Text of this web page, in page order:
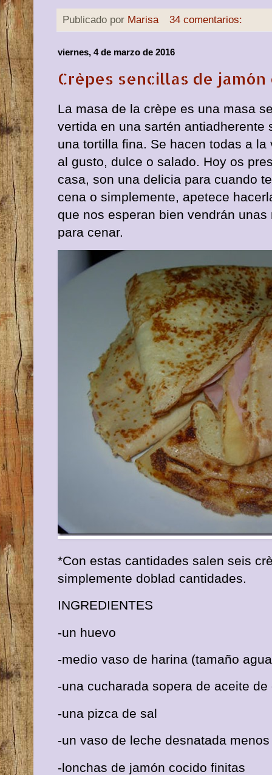
Publicado por Marisa 34 comentarios:
viernes, 4 de marzo de 2016
Crèpes sencillas de
La masa de la crèpe es una masa
vertida en una sartén antiadherente
una tortilla fina. Se hacen todas a
al gusto, dulce o salado. Hoy os
casa, son una delicia para cuando
cena o simplemente, apetece
que nos esperan bien vendrán
para cenar.
*Con estas cantidades salen seis
simplemente doblad cantidades.
INGREDIENTES
-un huevo
-medio vaso de harina (tamaño
-una cucharada sopera de aceite de
-una pizca de sal
-un vaso de leche desnatada
-lonchas de jamón cocido finitas